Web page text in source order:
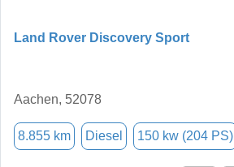
Land Rover Discovery Sport
Aachen, 52078
8.855 km Diesel 150 kw (204 PS)